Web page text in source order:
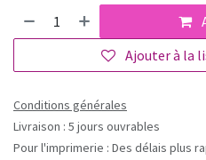
Ajouter à la
Conditions générales
Livraison : 5 jours ouvrables
Pour l'imprimerie : Des délais plus